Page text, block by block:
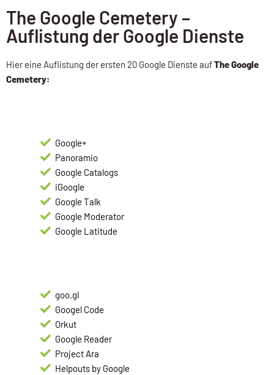
The Google Cemetery –
Auflistung der Google Dienste
Hier eine Auflistung der ersten 20 Google Dienste aufThe Google
Cemetery:
Google+
Panoramio
Google Catalogs
iGoogle
Google Talk
Google Moderator
Google Latitude
goo.gl
Googel Code
Orkut
Google Reader
Project Ara
Helpouts by Google